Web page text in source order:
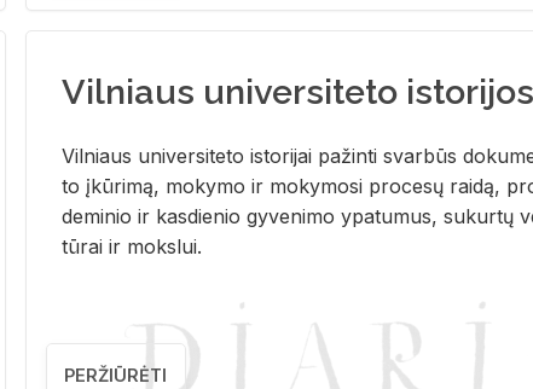
Vilniaus universiteto
Vil­niaus uni­ver­si­te­to is­to­ri­jai pa­žin­ti svar­būs
to įkū­ri­mą, mo­ky­mo ir mo­ky­mo­si pro­ce­sų rai­dą,
de­mi­nio ir kas­die­nio gy­ve­ni­mo ypa­tu­mus, su­kur­tų
tū­rai ir moks­lui.
PERŽIŪRĖTI